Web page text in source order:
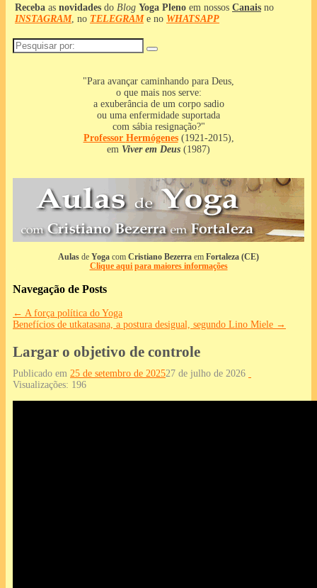
Receba as novidades do Blog Yoga Pleno em nossos Canais no
INSTAGRAM, no TELEGRAMe no WHATSAPP
Pesquisar
por:
"Para avançar caminhando para Deus,
o que mais nos serve:
a exuberância de um corpo sadio
ou uma enfermidade suportada
com sábia resignação?"
Professor Hermógenes(1921-2015),
em Viver em Deus (1987)
Aulas de Yoga com Cristiano Bezerra em Fortaleza (CE)
Clique aqui para maiores informações
Navegação de Posts
← A força política do Yoga
Benefícios de utkatasana, a postura desigual, segundo Lino Miele →
Largar o objetivo de controle
Publicado em 25 de setembro de 202527 de julho de 2026
Visualizações: 196